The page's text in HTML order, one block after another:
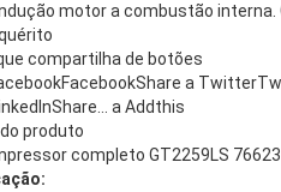
motor a combustão interna.
compartilha de botões
a
a Addthis
produto
completo GT2259LS